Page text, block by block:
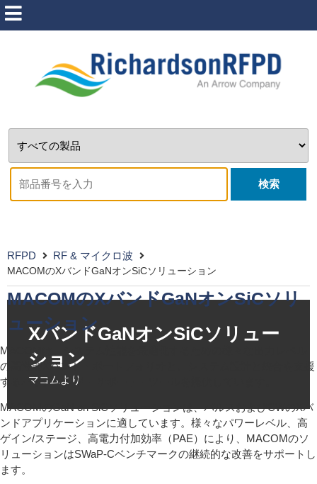
検索
XバンドGaNオンSiCソリュー
ション
マコムより
RFPD RF & マイクロ波
MACOMのXバンドGaNオンSiCソリューション
MACOMのXバンドGaNオンSiCソリ
ューション
MACOMは、システム性能を最適化するための様々な出力レベル
の高性能Xバンド・ポートフォリオと、システム設計と統合を支援
するバックエンド・サポート・ツールを提供しています。
MACOMのGaN on SiCソリューションは、パルスおよびCWのXバ
ンドアプリケーションに適しています。様々なパワーレベル、高
ゲイン/ステージ、高電力付加効率（PAE）により、MACOMのソ
リューションはSWaP-Cベンチマークの継続的な改善をサポートし
ます。